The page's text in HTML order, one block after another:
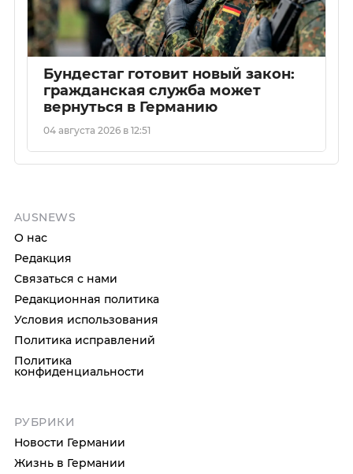
Бундестаг готовит новый закон:
гражданская служба может
вернуться в Германию
04 августа 2026 в 12:51
AUSNEWS
О нас
Редакция
Связаться с нами
Редакционная политика
Условия использования
Политика исправлений
Политика
конфиденциальности
РУБРИКИ
Новости Германии
Жизнь в Германии